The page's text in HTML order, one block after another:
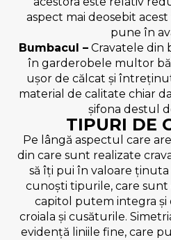
aspect mai deosebit
pune în
Bumbacul –Cravatele din
în garderobele multor
ușor de călcat și
material de calitate chiar
șifona destul
TIPURI DE
Pe lângă aspectul care
din care sunt realizate
să îți pui în valoare
cunoști tipurile, care sunt
capitol putem integra
croiala și cusăturile.
evidență liniile fine, care